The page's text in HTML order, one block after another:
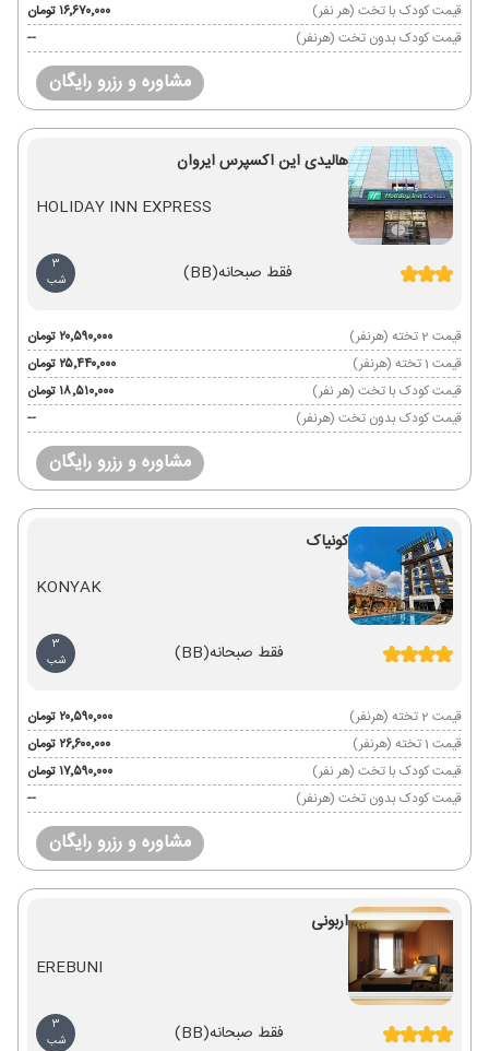
قیمت کودک با تخت (هر نفر)
۱۶٬۶۷۰٬۰۰۰ تومان
قیمت کودک بدون تخت (هرنفر)
--
مشاوره و رزرو رایگان
هالیدی این اکسپرس ایروان
HOLIDAY INN EXPRESS
فقط صبحانه(BB)
3
شب
قیمت 2 تخته (هرنفر)
۲۰٬۵۹۰٬۰۰۰ تومان
قیمت 1 تخته (هرنفر)
۲۵٬۴۴۰٬۰۰۰ تومان
قیمت کودک با تخت (هر نفر)
۱۸٬۵۱۰٬۰۰۰ تومان
قیمت کودک بدون تخت (هرنفر)
--
مشاوره و رزرو رایگان
کونیاک
KONYAK
فقط صبحانه(BB)
3
شب
قیمت 2 تخته (هرنفر)
۲۰٬۵۹۰٬۰۰۰ تومان
قیمت 1 تخته (هرنفر)
۲۶٬۶۰۰٬۰۰۰ تومان
قیمت کودک با تخت (هر نفر)
۱۷٬۵۹۰٬۰۰۰ تومان
قیمت کودک بدون تخت (هرنفر)
--
مشاوره و رزرو رایگان
اربونی
EREBUNI
فقط صبحانه(BB)
3
شب